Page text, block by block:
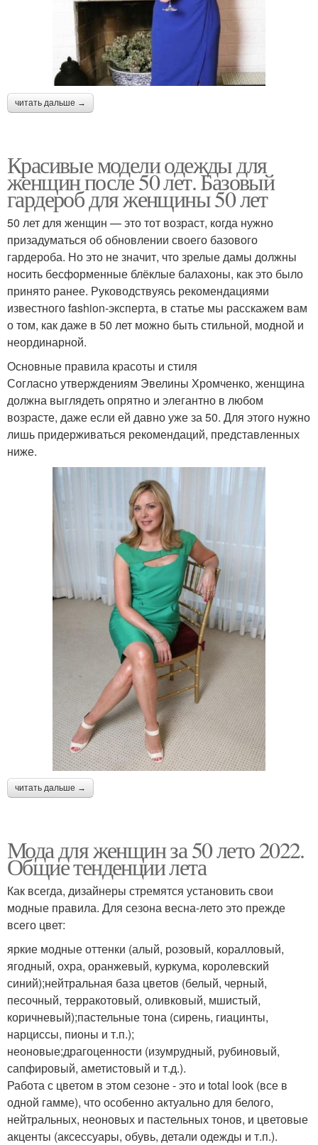
читать дальше →
Красивые модели одежды для
женщин после 50 лет. Базовый
гардероб для женщины 50 лет
50 лет для женщин — это тот возраст, когда нужно
призадуматься об обновлении своего базового
гардероба. Но это не значит, что зрелые дамы должны
носить бесформенные блёклые балахоны, как это было
принято ранее. Руководствуясь рекомендациями
известного fashion-эксперта, в статье мы расскажем вам
о том, как даже в 50 лет можно быть стильной, модной и
неординарной.
Основные правила красоты и стиля
Согласно утверждениям Эвелины Хромченко, женщина
должна выглядеть опрятно и элегантно в любом
возрасте, даже если ей давно уже за 50. Для этого нужно
лишь придерживаться рекомендаций, представленных
ниже.
читать дальше →
Мода для женщин за 50 лето 2022.
Общие тенденции лета
Как всегда, дизайнеры стремятся установить свои
модные правила. Для сезона весна-лето это прежде
всего цвет:
яркие модные оттенки (алый, розовый, коралловый,
ягодный, охра, оранжевый, куркума, королевский
синий);нейтральная база цветов (белый, черный,
песочный, терракотовый, оливковый, мшистый,
коричневый);пастельные тона (сирень, гиацинты,
нарциссы, пионы и т.п.);
неоновые;драгоценности (изумрудный, рубиновый,
сапфировый, аметистовый и т.д.).
Работа с цветом в этом сезоне - это и total look (все в
одной гамме), что особенно актуально для белого,
нейтральных, неоновых и пастельных тонов, и цветовые
акценты (аксессуары, обувь, детали одежды и т.п.).